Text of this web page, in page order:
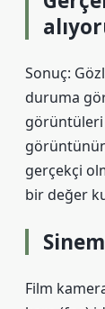
Sonuç:
duruma
görüntüleri
gerçekçi
bir değer
Film